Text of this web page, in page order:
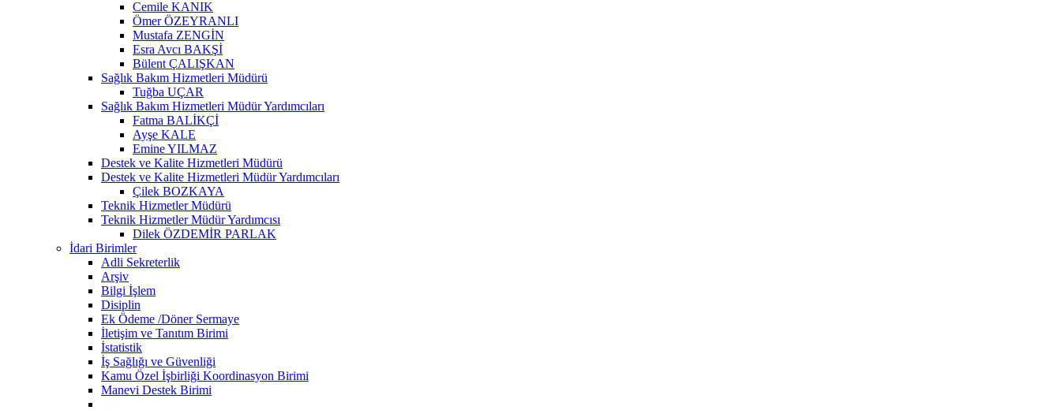
Cemile KANIK
Ömer ÖZEYRANLI
Mustafa ZENGİN
Esra Avcı BAKŞİ
Bülent ÇALIŞKAN
Sağlık Bakım Hizmetleri Müdürü
Tuğba UÇAR
Sağlık Bakım Hizmetleri Müdür Yardımcıları
Fatma BALİKÇİ
Ayşe KALE
Emine YILMAZ
Destek ve Kalite Hizmetleri Müdürü
Destek ve Kalite Hizmetleri Müdür Yardımcıları
Çilek BOZKAYA
Teknik Hizmetler Müdürü
Teknik Hizmetler Müdür Yardımcısı
Dilek ÖZDEMİR PARLAK
İdari Birimler
Adli Sekreterlik
Arşiv
Bilgi İşlem
Disiplin
Ek Ödeme /Döner Sermaye
İletişim ve Tanıtım Birimi
İstatistik
İş Sağlığı ve Güvenliği
Kamu Özel İşbirliği Koordinasyon Birimi
Manevi Destek Birimi